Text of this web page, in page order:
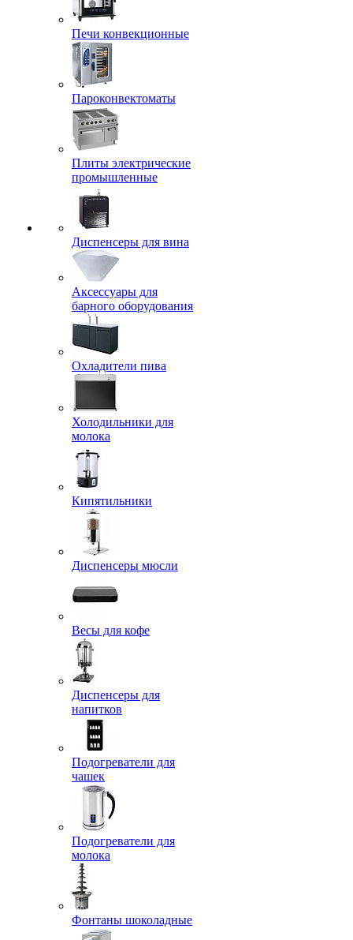
Печи конвекционные
Пароконвектоматы
Плиты электрические
промышленные
Диспенсеры для вина
Аксессуары для
барного оборудования
Охладители пива
Холодильники для
молока
Кипятильники
Диспенсеры мюсли
Весы для кофе
Диспенсеры для
напитков
Подогреватели для
чашек
Подогреватели для
молока
Фонтаны шоколадные